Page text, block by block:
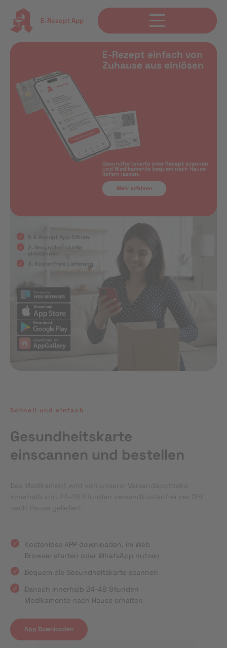
E-Rezept App
E-Rezept einfach von
Zuhause aus einlösen
Gesundheitskarte oder Rezept scannen
und Medikamente bequem nach Hause
liefern lassen.
Mehr erfahren
1. E-Rezept App öffnen
2. Gesundheitskarte
einscannen
3. Kostenfreie Lieferung
Schnell und einfach
Gesundheitskarte
einscannen und bestellen
Kostenlose APP downloaden, im Web
Browser starten oder WhatsApp nutzen
Bequem die Gesundheitskarte scannen
Danach innerhalb 24-48 Stunden
Medikamente nach Hause erhalten
App Downloaden